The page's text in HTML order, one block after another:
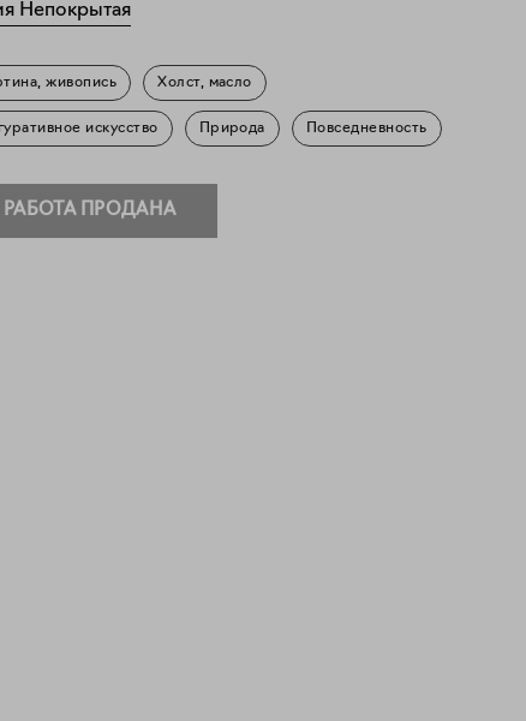
Непокрытая
живопись Холст, масло
искусство Природа Повседневность
РАБОТА ПРОДАНА